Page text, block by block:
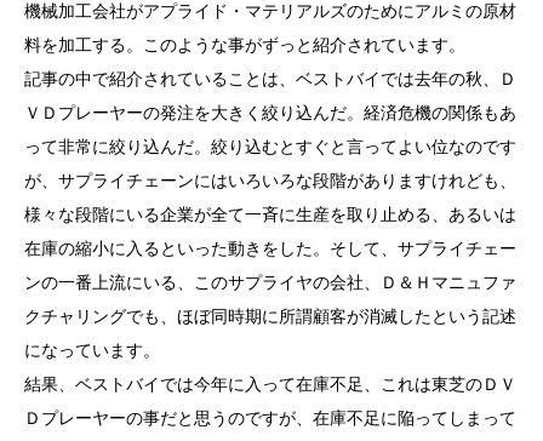
機械加工会社がアプライド・マテリアルズのためにアルミの原材
料を加工する。このような事がずっと紹介されています。
記事の中で紹介されていることは、ベストバイでは去年の秋、Ｄ
ＶＤプレーヤーの発注を大きく絞り込んだ。経済危機の関係もあ
って非常に絞り込んだ。絞り込むとすぐと言ってよい位なのです
が、サプライチェーンにはいろいろな段階がありますけれども、
様々な段階にいる企業が全て一斉に生産を取り止める、あるいは
在庫の縮小に入るといった動きをした。そして、サプライチェー
ンの一番上流にいる、このサプライヤの会社、Ｄ＆Ｈマニュファ
クチャリングでも、ほぼ同時期に所謂顧客が消滅したという記述
になっています。
結果、ベストバイでは今年に入って在庫不足、これは東芝のＤＶ
Ｄプレーヤーの事だと思うのですが、在庫不足に陥ってしまって